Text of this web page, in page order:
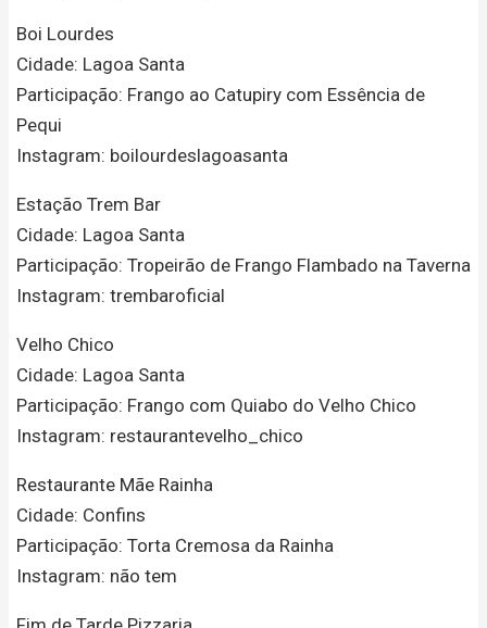
Boi Lourdes
Cidade: Lagoa Santa
Participação: Frango ao Catupiry com Essência de
Pequi
Instagram: boilourdeslagoasanta
Estação Trem Bar
Cidade: Lagoa Santa
Participação: Tropeirão de Frango Flambado na Taverna
Instagram: trembaroficial
Velho Chico
Cidade: Lagoa Santa
Participação: Frango com Quiabo do Velho Chico
Instagram: restaurantevelho_chico
Restaurante Mãe Rainha
Cidade: Confins
Participação: Torta Cremosa da Rainha
Instagram: não tem